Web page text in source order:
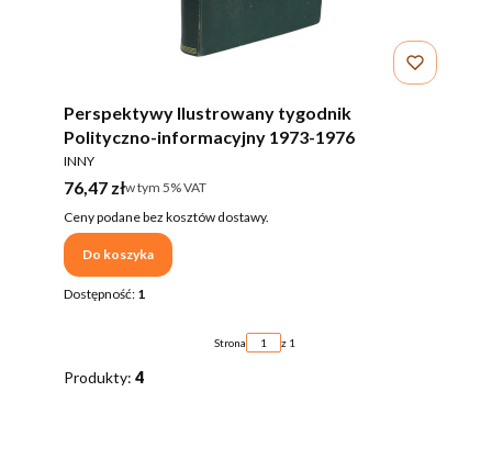
Perspektywy Ilustrowany tygodnik
Polityczno-informacyjny 1973-1976
PRODUCENT
INNY
Cena brutto
76,47 złw tym %s VAT
w tym 5%VAT
Ceny podane bez kosztów dostawy.
Do koszyka
Dostępność: 1
Strona z 1
Produkty: 4